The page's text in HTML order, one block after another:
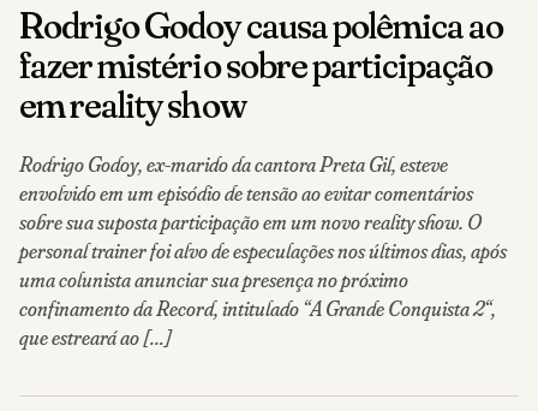
Rodrigo Godoy causa polêmica ao
fazer mistério sobre participação
em reality show
Rodrigo Godoy, ex-marido da cantora Preta Gil, esteve
envolvido em um episódio de tensão ao evitar comentários
sobre sua suposta participação em um novo reality show. O
personal trainer foi alvo de especulações nos últimos dias, após
uma colunista anunciar sua presença no próximo
confinamento da Record, intitulado “A Grande Conquista 2“,
que estreará ao […]